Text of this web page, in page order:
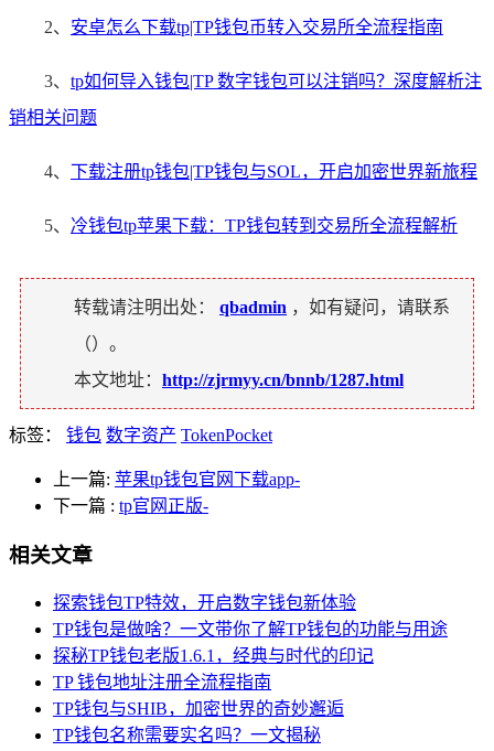
2、 安卓怎么下载tp|TP钱包币转入交易所全流程指南
3、 tp如何导入钱包|TP 数字钱包可以注销吗？深度解析注
销相关问题
4、 下载注册tp钱包|TP钱包与SOL，开启加密世界新旅程
5、 冷钱包tp苹果下载：TP钱包转到交易所全流程解析
转载请注明出处： qbadmin ，如有疑问，请联系
（）。
本文地址： http://zjrmyy.cn/bnnb/1287.html
标签： 钱包 数字资产 TokenPocket
上一篇: 苹果tp钱包官网下载app-
下一篇 : tp官网正版-
相关文章
探索钱包TP特效，开启数字钱包新体验
TP钱包是做啥？一文带你了解TP钱包的功能与用途
探秘TP钱包老版1.6.1，经典与时代的印记
TP 钱包地址注册全流程指南
TP钱包与SHIB，加密世界的奇妙邂逅
TP钱包名称需要实名吗？一文揭秘